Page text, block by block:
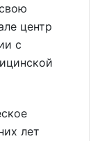
центр
с
лет